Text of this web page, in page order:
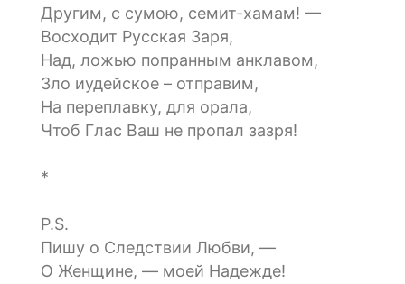
Другим, с сумою, семит-хамам! —
Восходит Русская Заря,
Над, ложью попранным анклавом,
Зло иудейское – отправим,
На переплавку, для орала,
Чтоб Глас Ваш не пропал зазря!
*
P.S.
Пишу о Следствии Любви, —
О Женщине, — моей Надежде!